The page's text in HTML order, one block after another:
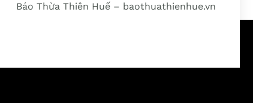
Báo Thừa Thiên Huế – baothuathienhue.vn